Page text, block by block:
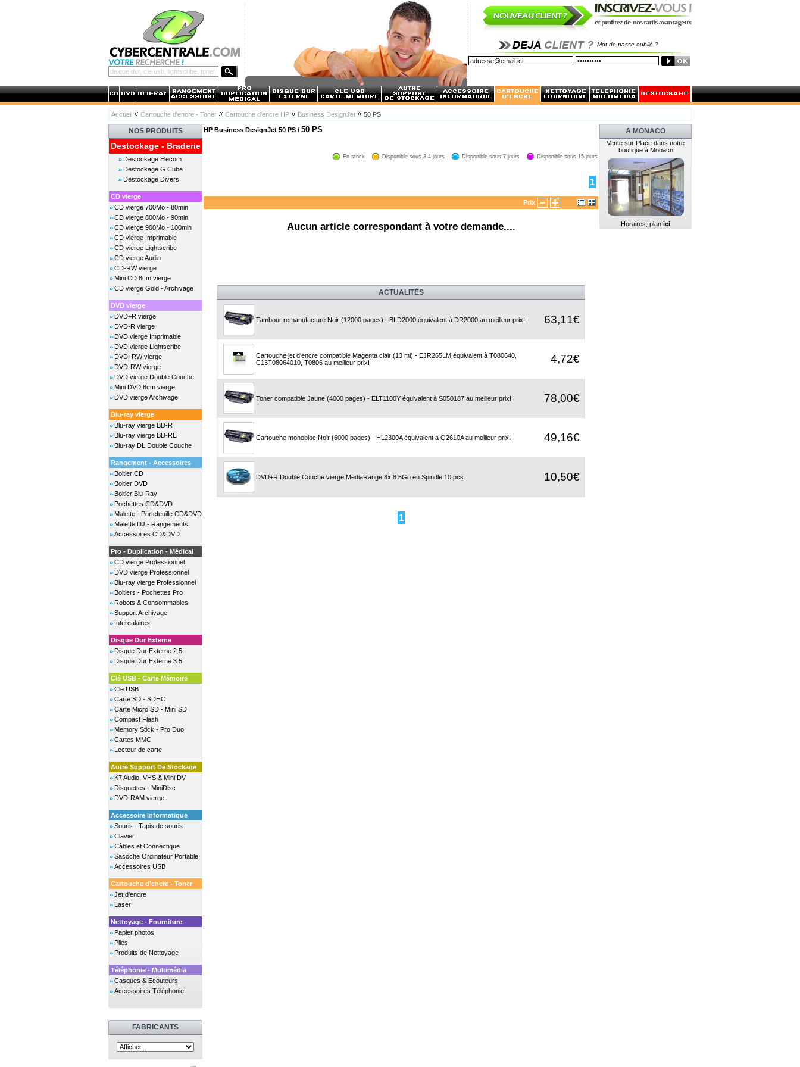
Mot de passe oublié ?
Accueil Cartouche d'encre - Toner Cartouche d'encre HP Business DesignJet 50 PS
NOS PRODUITS
Destockage - Braderie
Destockage Elecom
Destockage G Cube
Destockage Divers
CD vierge
CD vierge 700Mo - 80min
CD vierge 800Mo - 90min
CD vierge 900Mo - 100min
CD vierge Imprimable
CD vierge Lightscribe
CD vierge Audio
CD-RW vierge
Mini CD 8cm vierge
CD vierge Gold - Archivage
DVD vierge
DVD+R vierge
DVD-R vierge
DVD vierge Imprimable
DVD vierge Lightscribe
DVD+RW vierge
DVD-RW vierge
DVD vierge Double Couche
Mini DVD 8cm vierge
DVD vierge Archivage
Blu-ray vierge
Blu-ray vierge BD-R
Blu-ray vierge BD-RE
Blu-ray DL Double Couche
Rangement - Accessoires
Boitier CD
Boitier DVD
Boitier Blu-Ray
Pochettes CD&DVD
Malette - Portefeuille CD&DVD
Malette DJ - Rangements
Accessoires CD&DVD
Pro - Duplication - Médical
CD vierge Professionnel
DVD vierge Professionnel
Blu-ray vierge Professionnel
Boitiers - Pochettes Pro
Robots & Consommables
Support Archivage
Intercalaires
Disque Dur Externe
Disque Dur Externe 2.5
Disque Dur Externe 3.5
Clé USB - Carte Mémoire
Cle USB
Carte SD - SDHC
Carte Micro SD - Mini SD
Compact Flash
Memory Stick - Pro Duo
Cartes MMC
Lecteur de carte
Autre Support De Stockage
K7 Audio, VHS & Mini DV
Disquettes - MiniDisc
DVD-RAM vierge
Accessoire Informatique
Souris - Tapis de souris
Clavier
Câbles et Connectique
Sacoche Ordinateur Portable
Accessoires USB
Cartouche d'encre - Toner
Jet d'encre
Laser
Nettoyage - Fourniture
Papier photos
Piles
Produits de Nettoyage
Téléphonie - Multimédia
Casques & Ecouteurs
Accessoires Téléphonie
FABRICANTS
HP Business DesignJet 50 PS / 50 PS
En stock Disponible sous 3-4 jours Disponible sous 7 jours Disponible sous 15 jours
1
Prix
Aucun article correspondant à votre demande....
ACTUALITÉS
Tambour remanufacturé Noir (12000 pages) - BLD2000 équivalent à DR2000 au meilleur prix! 63,11€
Cartouche jet d'encre compatible Magenta clair (13 ml) - EJR265LM équivalent à T080640,
C13T08064010, T0806 au meilleur prix!
4,72€
Toner compatible Jaune (4000 pages) - ELT1100Y équivalent à S050187 au meilleur prix! 78,00€
Cartouche monobloc Noir (6000 pages) - HL2300A équivalent à Q2610A au meilleur prix! 49,16€
DVD+R Double Couche vierge MediaRange 8x 8.5Go en Spindle 10 pcs 10,50€
1
A MONACO
Vente sur Place dans notre
boutique à Monaco
Horaires, plan ici